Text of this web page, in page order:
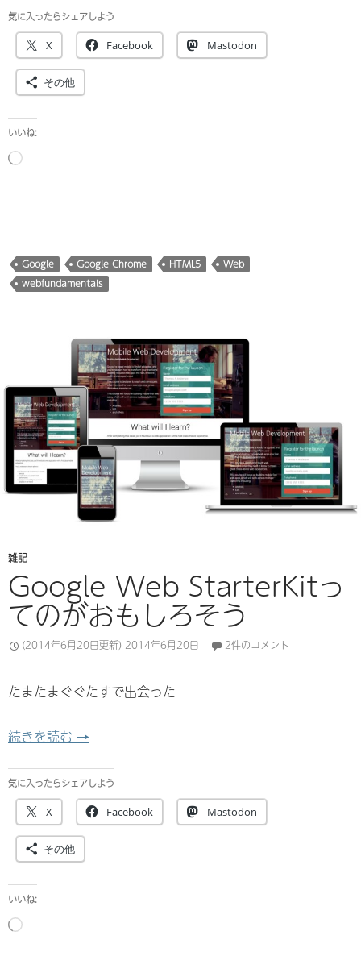
気に入ったらシェアしよう
X Facebook Mastodon
その他
いいね:
読
Google Google Chrome HTML5
Web
webfundamentals
雑記
Google Web StarterKitっ
てのがおもしろそう
(2014年6月20日更新) 2014年6月20日 2件のコメント
たまたまぐぐたすで出会った
続きを読む Google Web StarterKitってのがおもしろそう
→
気に入ったらシェアしよう
X Facebook Mastodon
その他
いいね:
読